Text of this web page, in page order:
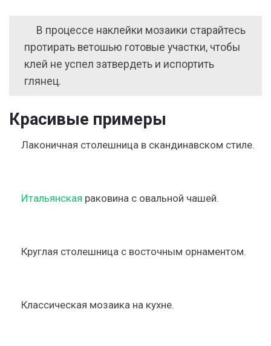
В процессе наклейки мозаики старайтесь
протирать ветошью готовые участки, чтобы
клей не успел затвердеть и испортить
глянец.
Красивые примеры
Лаконичная столешница в скандинавском стиле.
Итальянская раковина с овальной чашей.
Круглая столешница с восточным орнаментом.
Классическая мозаика на кухне.